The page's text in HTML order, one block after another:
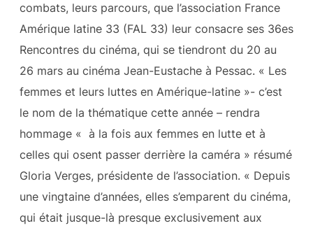
combats, leurs parcours, que l’association France
Amérique latine 33 (FAL 33) leur consacre ses 36es
Rencontres du cinéma, qui se tiendront du 20 au
26 mars au cinéma Jean-Eustache à Pessac. « Les
femmes et leurs luttes en Amérique-latine »- c’est
le nom de la thématique cette année – rendra
hommage « à la fois aux femmes en lutte et à
celles qui osent passer derrière la caméra » résumé
Gloria Verges, présidente de l’association. « Depuis
une vingtaine d’années, elles s’emparent du cinéma,
qui était jusque-là presque exclusivement aux